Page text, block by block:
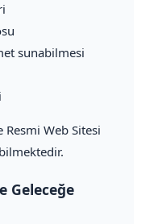
sunabilmesi
Web Sitesi
Geleceğe